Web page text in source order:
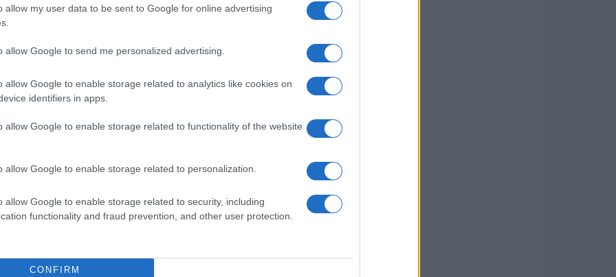
allow my user data to be sent to Google for online advertising
allow Google to send me personalized advertising.
allow Google to enable storage related to analytics like cookies on
identifiers in apps.
allow Google to enable storage related to functionality of the website
allow Google to enable storage related to personalization.
allow Google to enable storage related to security, including
functionality and fraud prevention, and other user protection.
CONFIRM
de NFTs na rede Bitcoin foi de $126 milhões em
essas vendas foram concluídas por
únicos